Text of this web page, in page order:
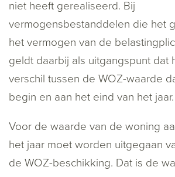
niet heeft gerealiseerd. Bij
vermogensbestanddelen die het
het vermogen van de
geldt daarbij als uitgangspunt dat
verschil tussen de WOZ-waarde
begin en aan het eind van het jaar.
Voor de waarde van de woning
het jaar moet worden uitgegaan
de WOZ-beschikking. Dat is de